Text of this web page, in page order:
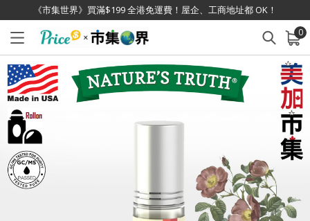
《市集世界》買滿$199 全港免運費！屋企、工商地址都 OK！
0
已加入購物車 查看